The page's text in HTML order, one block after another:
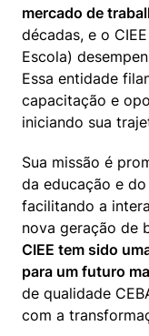
mercado de
décadas, e o
Escola)
Essa entidade
capacitação e
iniciando sua
Sua missão é
da educação e
facilitando a
nova geração de
CIEE tem sido
para um futuro
de qualidade
com a